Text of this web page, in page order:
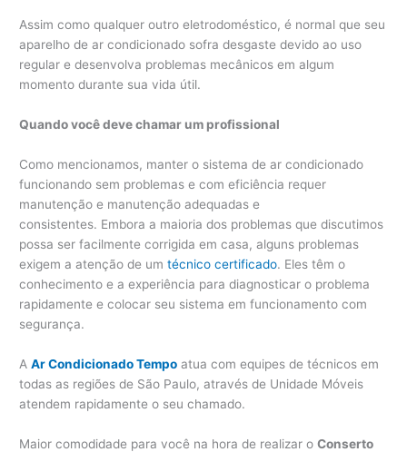
Assim como qualquer outro eletrodoméstico, é normal que seu
aparelho de ar condicionado sofra desgaste devido ao uso
regular e desenvolva problemas mecânicos em algum
momento durante sua vida útil.
Quando você deve chamar um profissional
Como mencionamos, manter o sistema de ar condicionado
funcionando sem problemas e com eficiência requer
manutenção e manutenção adequadas e
consistentes. Embora a maioria dos problemas que discutimos
possa ser facilmente corrigida em casa, alguns problemas
exigem a atenção de umtécnico certificado. Eles têm o
conhecimento e a experiência para diagnosticar o problema
rapidamente e colocar seu sistema em funcionamento com
segurança.
AAr Condicionado Tempo atua com equipes de técnicos em
todas as regiões de São Paulo, através de Unidade Móveis
atendem rapidamente o seu chamado.
Maior comodidade para você na hora de realizar oConserto